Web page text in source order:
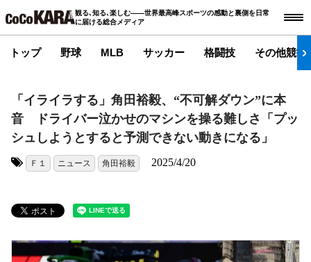
観る､知る､楽しむ――世界最高峰スポーツの感動と裏側を日常
に届ける総合メディア
トップ 野球 MLB サッカー 格闘技 その他競技
「イライラする」角田裕毅、“不可解ダウン”に本
音 ドライバー泣かせのマシンを操る難しさ「プッ
シュしようとすると予測できない動きになる」
Ｆ１ ニュース 角田裕毅 2025/4/20